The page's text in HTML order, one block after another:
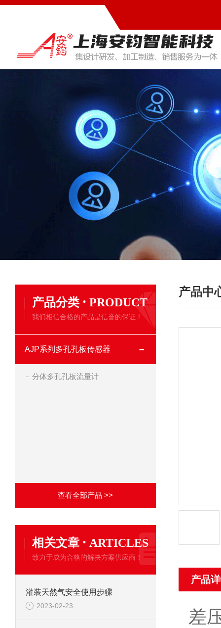
产品分类 · PRODUCT
我们相信合格的产品是信誉的保证！
AJP系列多孔孔板传感器
分体多孔孔板流量计
查看全部产品 >>
相关文章 · ARTICLES
致力于成为合格的解决方案供应商！
灌装天然气安全使用步骤
2023-02-23
产品中
产品
差